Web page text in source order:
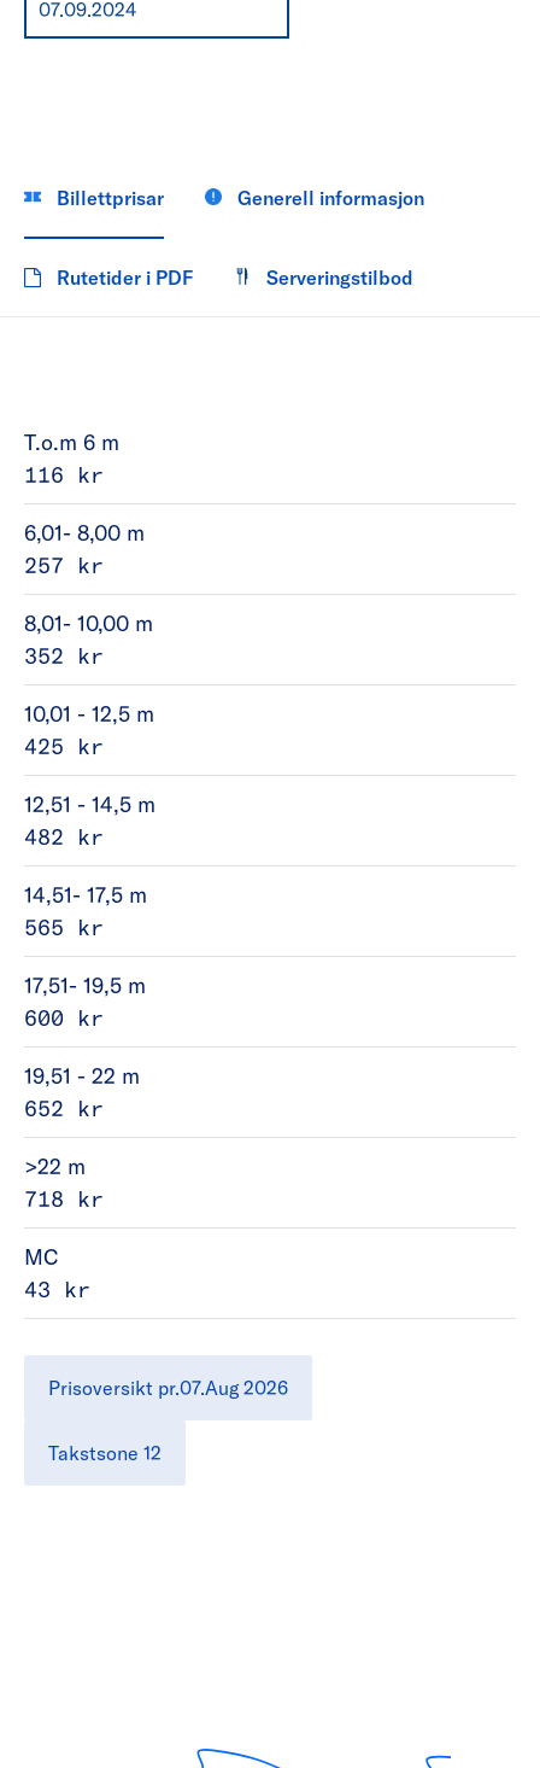
Billettprisar Generell informasjon
Rutetider i PDF Serveringstilbod
T.o.m 6 m
116 kr
6,01- 8,00 m
257 kr
8,01- 10,00 m
352 kr
10,01 - 12,5 m
425 kr
12,51 - 14,5 m
482 kr
14,51- 17,5 m
565 kr
17,51- 19,5 m
600 kr
19,51 - 22 m
652 kr
>22 m
718 kr
MC
43 kr
Prisoversikt pr.07.Aug 2026
Takstsone 12